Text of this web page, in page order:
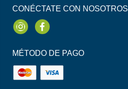
CONÉCTATE CON NOSOTROS
InstagramFacebook
MÉTODO DE PAGO